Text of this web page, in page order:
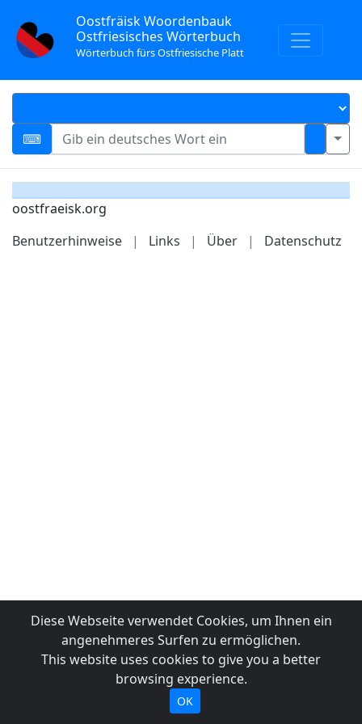
Oostfräisk Woordenbauk
Ostfriesisches Wörterbuch
Wörterbuch fürs Ostfriesische Platt
oostfraeisk.org
Benutzerhinweise
| Links | Über | Datenschutz
Diese Webseite verwendet Cookies, um Ihnen ein
angenehmeres Surfen zu ermöglichen.
This website uses cookies to give you a better
browsing experience.
OK